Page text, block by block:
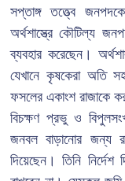
সপ্তাঙ্গ তত্ত্বে
অর্থশাস্ত্রে কৌটিল্য
ব্যবহার করেছেন।
যেখানে কৃষকেরা অতি
ফসলের একাংশ রাজাকে
বিচক্ষণ প্রভু ও
জনবল বাড়ানোর জন্য
দিয়েছেন। তিনি